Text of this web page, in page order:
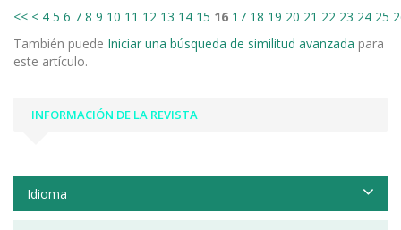
<< < 4 5 6 7 8 9 10 11 12 13 14 15 16 17 18 19 20 21 22 23 24 25
También puede Iniciar una búsqueda de similitud avanzada para
este artículo.
INFORMACIÓN DE LA REVISTA
Idioma